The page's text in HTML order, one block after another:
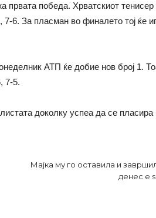
првата победа. Хрватскиот
6. За пласман во финалето тој ќе
АТП ќе добие нов број 1.
7-5.
доколку успеа да се
Мајка му го оставила и
денес е